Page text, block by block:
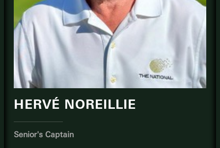
HERVÉ NOREILLIE
Senior's Captain